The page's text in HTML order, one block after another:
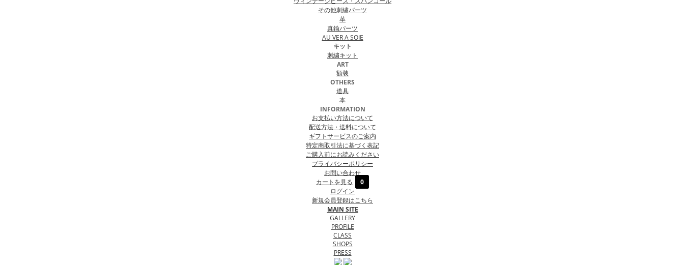
その他刺繍パーツ
革
真鍮パーツ
AU VER A SOIE
キット
刺繍キット
ART
額装
OTHERS
道具
本
INFORMATION
お支払い方法について
配送方法・送料について
ギフトサービスのご案内
特定商取引法に基づく表記
ご購入前にお読みください
プライバシーポリシー
お問い合わせ
カートを見る
0
ログイン
新規会員登録はこちら
MAIN SITE
GALLERY
PROFILE
CLASS
SHOPS
PRESS